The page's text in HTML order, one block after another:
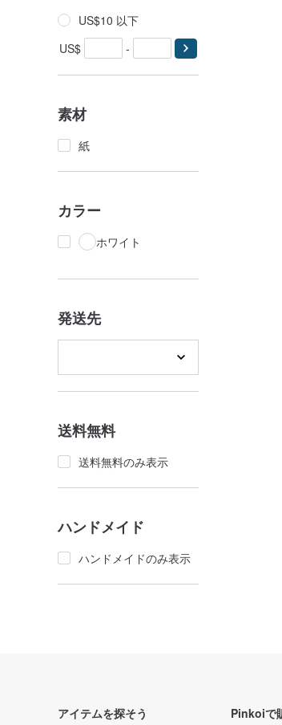
US$10 以下
US$
-
素材
紙
カラー
ホワイト
発送先
送料無料
送料無料のみ表示
ハンドメイド
ハンドメイドのみ表示
アイテムを探そう Pinkoiで